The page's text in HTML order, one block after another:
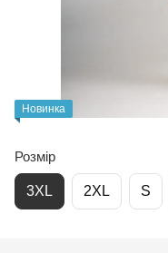
Новинка
Розмір
3XL 2XL S